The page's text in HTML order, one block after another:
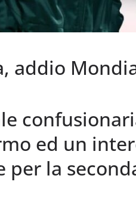
addio
ed un
per la